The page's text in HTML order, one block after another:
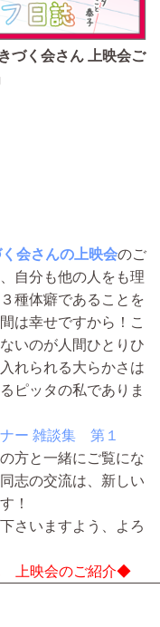
づく会さん 上映会ご
会さんの上映会のご
自分も他の人をも理
種体癖であることを
は幸せですから！こ
いのが人間ひとりひ
れられる大らかさは
ピッタの私でありま
ー 雑談集 第１
方と一緒にご覧にな
志の交流は、新しい
！
さいますよう、よろ
上映会のご紹介◆